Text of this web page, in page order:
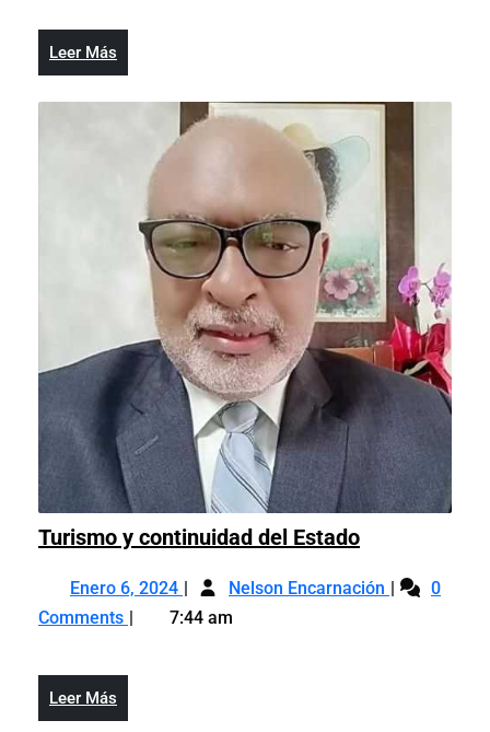
Canelo
Álvarez
Leer Más
Más
Turismo y continuidad del EstadoTurismo
continuidad
Enero 6, 2024 Enero
6,
Nelson Encarnación Turismo
0
Comments
7:44 am
Leer Más
Más